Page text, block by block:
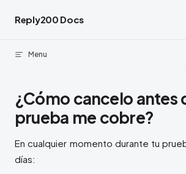
Skip to content
Reply200 Docs
Menu
¿Cómo cancelo antes
prueba me cobre?
En cualquier momento durante tu
días: